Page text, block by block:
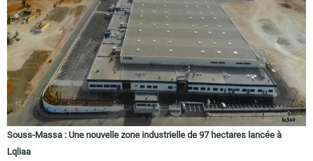
Circuits touristiques
Tourisme
Régions
Souss-Massa : Une nouvelle zone industrielle de 97 hectares lancée à
Lqliaa